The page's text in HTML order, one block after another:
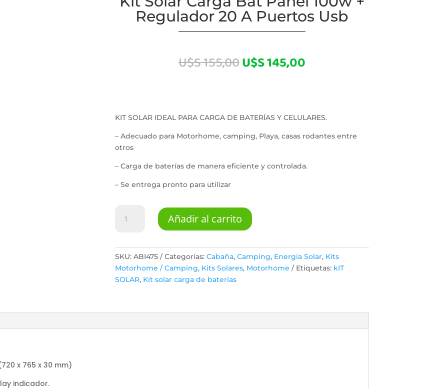
Regulador 20 A Puertos Usb
U$S155,00El
precio
U$S 155,00.
U$S145,00El
KIT SOLAR IDEAL PARA CARGA DE BATERÍAS Y CELULARES.
– Adecuado para Motorhome, camping, Playa, casas rodantes entre
otros
– Carga de baterías de manera eficiente y controlada.
– Se entrega pronto para utilizar
Solar
Panel
100w
+
A
Añadir al carrito
SKU: ABI475 Categorías: Cabaña, Camping, Energía Solar, Kits
Motorhome / Camping, Kits Solares, Motorhome Etiquetas: kIT
SOLAR, Kit solar carga de baterías
x 765 x 30 mm)
indicador.